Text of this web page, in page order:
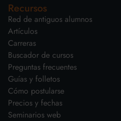
Recursos
Red de antiguos alumnos
Artículos
Carreras
Buscador de cursos
Preguntas frecuentes
Guías y folletos
Cómo postularse
Precios y fechas
Seminarios web